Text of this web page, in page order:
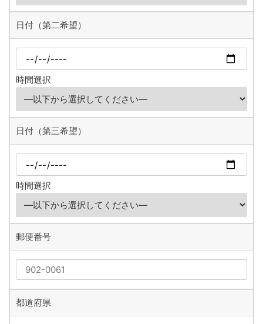
日付（第二希望）
時間選択
日付（第三希望）
時間選択
郵便番号
都道府県